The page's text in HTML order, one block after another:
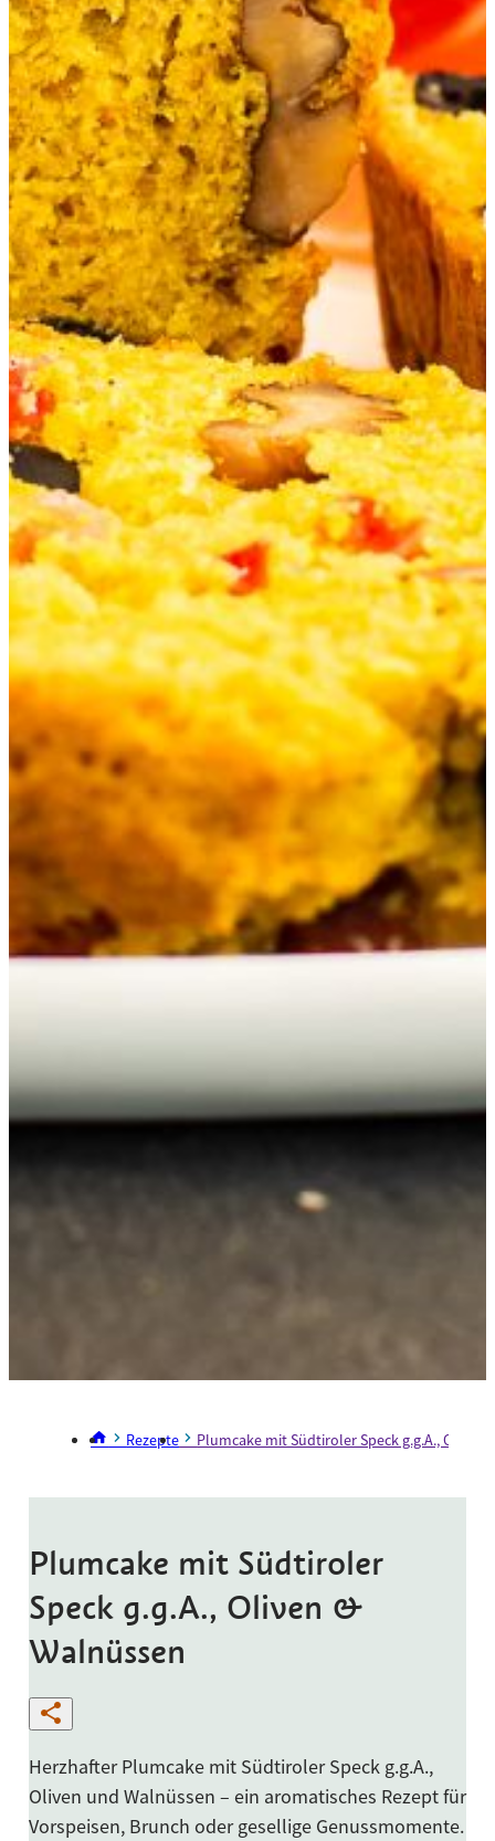
Rezepte Plumcake mit Südtiroler Speck g.g.A., Oliven
Plumcake mit Südtiroler
Speck g.g.A., Oliven &
Walnüssen
Herzhafter Plumcake mit Südtiroler Speck g.g.A.,
Oliven und Walnüssen – ein aromatisches Rezept für
Vorspeisen, Brunch oder gesellige Genussmomente.